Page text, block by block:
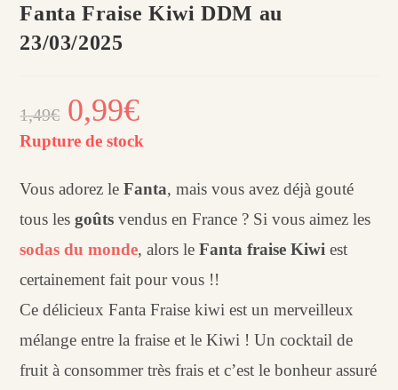
Fanta Fraise Kiwi DDM au
23/03/2025
1,49€
Le
prix
initial
était :
1,49€.
0,99€actuel
est :
0,99€.
Rupture de stock
Vous adorez leFanta, mais vous avez déjà gouté
tous lesgoûts vendus en France ? Si vous aimez les
sodas du monde, alors leFanta fraise Kiwi est
certainement fait pour vous !!
Ce délicieux Fanta Fraise kiwi est un merveilleux
mélange entre la fraise et le Kiwi ! Un cocktail de
fruit à consommer très frais et c’est le bonheur assuré